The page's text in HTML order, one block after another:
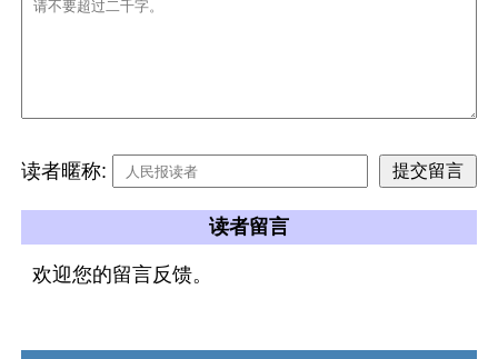
读者暱称:
读者留言
欢迎您的留言反馈。